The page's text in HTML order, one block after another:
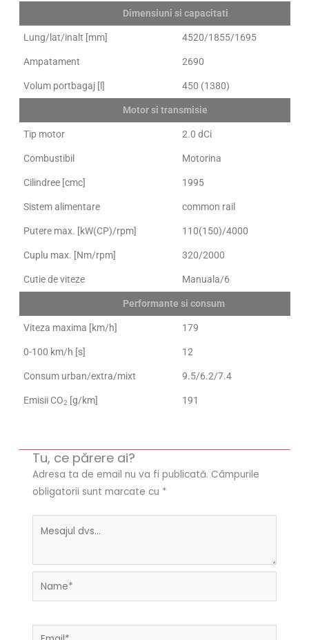
Dimensiuni si capacitati
Lung/lat/inalt [mm] 4520/1855/1695
Ampatament 2690
Volum portbagaj [l] 450 (1380)
Motor si transmisie
Tip motor 2.0 dCi
Combustibil Motorina
Cilindree [cmc] 1995
Sistem alimentare common rail
Putere max. [kW(CP)/rpm] 110(150)/4000
Cuplu max. [Nm/rpm] 320/2000
Cutie de viteze Manuala/6
Performante si consum
Viteza maxima [km/h] 179
0-100 km/h [s] 12
Consum urban/extra/mixt 9.5/6.2/7.4
Emisii CO2 [g/km] 191
Tu, ce părere ai?
Adresa ta de email nu va fi publicată. Câmpurile
obligatorii sunt marcate cu *
Name*
Email*